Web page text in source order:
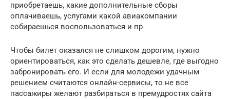
приобретаешь, какие дополнительные сборы
оплачиваешь, услугами какой авиакомпании
собираешься воспользоваться и пр
Чтобы билет оказался не слишком дорогим, нужно
ориентироваться, как это сделать дешевле, где выгодно
забронировать его. И если для молодежи удачным
решением считаются онлайн-сервисы, то не все
пассажиры желают разбираться в премудростях сайта